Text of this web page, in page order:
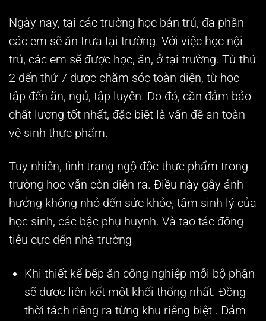
Ngày nay, tại các trường học bán trú, đa phần
các em sẽ ăn trưa tại trường. Với việc học nội
trú, các em sẽ được học, ăn, ở tại trường. Từ thứ
2 đến thứ 7 được chăm sóc toàn diện, từ học
tập đến ăn, ngủ, tập luyện. Do đó, cần đảm bảo
chất lượng tốt nhất, đặc biệt là vấn đề an toàn
vệ sinh thực phẩm.
Tuy nhiên, tình trạng ngộ độc thực phẩm trong
trường học vẫn còn diễn ra. Điều này gây ảnh
hưởng không nhỏ đến sức khỏe, tâm sinh lý của
học sinh, các bậc phụ huynh. Và tạo tác động
tiêu cực đến nhà trường
Khi thiết kế bếp ăn công nghiệp mỗi bộ phận
sẽ được liên kết một khối thống nhất. Đồng
thời tách riêng ra từng khu riêng biệt . Đảm